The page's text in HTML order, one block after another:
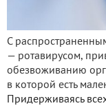
С
— ротавирусом,
обезвоживанию
в которой есть
Придерживаясь